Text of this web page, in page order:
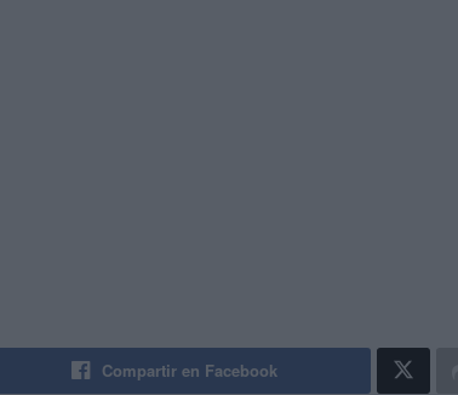
Compartir en Facebook